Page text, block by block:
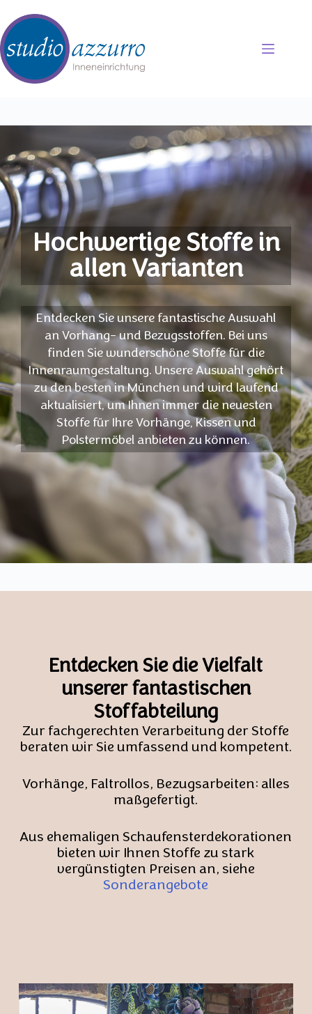
Hochwertige Stoffe in
allen Varianten
Entdecken Sie unsere fantastische Auswahl
an Vorhang- und Bezugsstoffen. Bei uns
finden Sie wunderschöne Stoffe für die
Innenraumgestaltung. Unsere Auswahl gehört
zu den besten in München und wird laufend
aktualisiert, um Ihnen immer die neuesten
Stoffe für Ihre Vorhänge, Kissen und
Polstermöbel anbieten zu können.
Entdecken Sie die Vielfalt
unserer fantastischen
Stoffabteilung
Zur fachgerechten Verarbeitung der Stoffe
beraten wir Sie umfassend und kompetent.
Vorhänge, Faltrollos, Bezugsarbeiten: alles
maßgefertigt.
Aus ehemaligen Schaufensterdekorationen
bieten wir Ihnen Stoffe zu stark
vergünstigten Preisen an, siehe
Sonderangebote